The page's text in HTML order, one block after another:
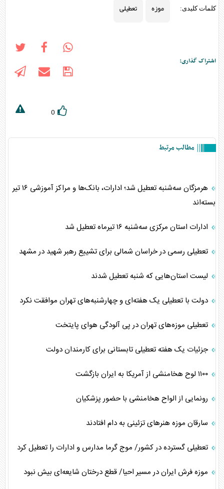
کلمات کلیدی: موزه تعطیلی
اشتراک گذاری:
0
مطالب مرتبط
هرمزگان سه‌شنبه تعطیل شد؛ ادارات، بانک‌ها و مراکز آموزشی ۱۶ تیر
بسته‌اند
ادارات استان مرکزی سه‌شنبه ۱۶ تیرماه تعطیل شد
تعطیلی رسمی در خراسان شمالی برای تشییع رهبر شهید در مشهد
لیست استان‌هایی که شنبه تعطیل شدند
دولت با تعطیلی یک هفته‌ای و چهارشنبه‌های تهران موافقت نکرد
تعطیلی موزه‌های تهران در پی آلودگی هوای پایتخت
جزئیات یک هفته تعطیلی تابستانی برای کارمندان دولت
رونمایی از الواح هخامنشی با حضور پزشکیان
سارقان موزه هنر‌های تزئینی به دام افتادند
تعطیلی گسترده در کشور/ موج گرما مدارس و ادارات را تعطیل کرد
موزه فرش ایران در مسیر احیا/ قطع درختان شایعه‌ای بیش نبود